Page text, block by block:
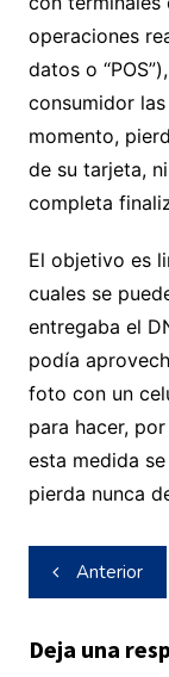
operaciones
datos o
consumidor
momento,
de su tarjeta,
completa
El objetivo es
cuales se
entregaba el
podía
foto con un
para hacer,
esta medida
pierda nunca
Navegación
de
entradas
Anterior
Deja una